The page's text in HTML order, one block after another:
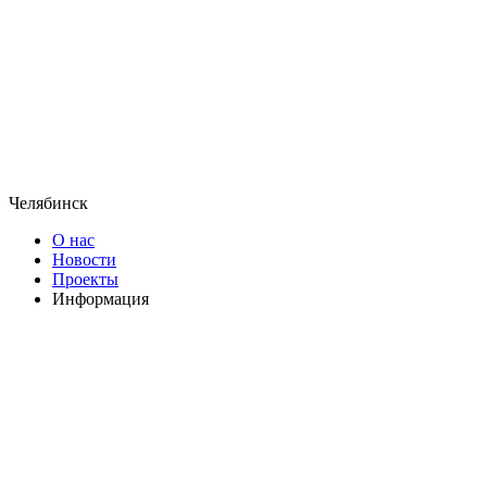
Челябинск
О нас
Новости
Проекты
Информация